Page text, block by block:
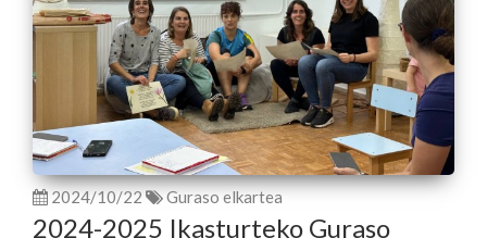
2024/10/22 Guraso elkartea
2024-2025 Ikasturteko Guraso